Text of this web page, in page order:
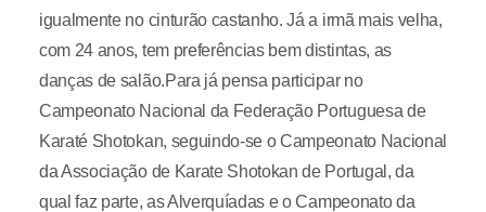
igualmente no cinturão castanho. Já a irmã mais velha,
com 24 anos, tem preferências bem distintas, as
danças de salão.Para já pensa participar no
Campeonato Nacional da Federação Portuguesa de
Karaté Shotokan, seguindo-se o Campeonato Nacional
da Associação de Karate Shotokan de Portugal, da
qual faz parte, as Alverquíadas e o Campeonato da